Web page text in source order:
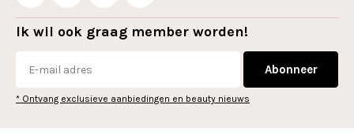
Ik wil ook graag member worden!
Abonneer
* Ontvang exclusieve aanbiedingen en beauty nieuws